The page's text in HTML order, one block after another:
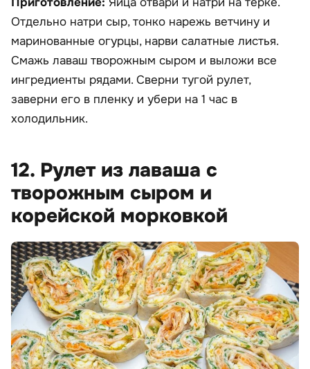
Отдельно натри сыр, тонко нарежь ветчину и
маринованные огурцы, нарви салатные листья.
Смажь лаваш творожным сыром и выложи все
ингредиенты рядами. Сверни тугой рулет,
заверни его в пленку и убери на 1 час в
холодильник.
12. Рулет из лаваша с
творожным сыром и
корейской морковкой